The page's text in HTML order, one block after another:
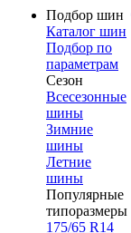
Подбор шин
Каталог шин
Подбор по
параметрам
Сезон
Всесезонные
шины
Зимние
шины
Летние
шины
Популярные
типоразмеры
175/65 R14